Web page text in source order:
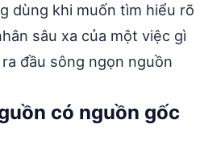
dùng khi muốn tìm hiểu rõ
sâu xa của một việc gì
đầu sông ngọn nguồn
có nguồn gốc